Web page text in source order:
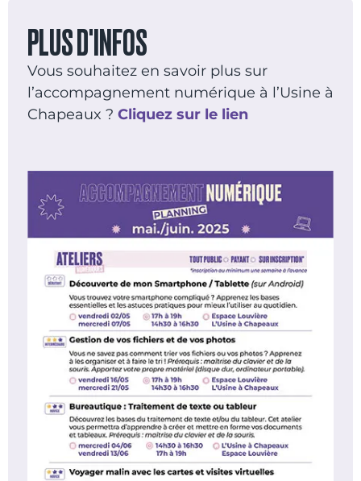
PLUS D'INFOS
Vous souhaitez en savoir plus sur
l’accompagnement numérique à l’Usine à
Chapeaux ? Cliquez sur le lien